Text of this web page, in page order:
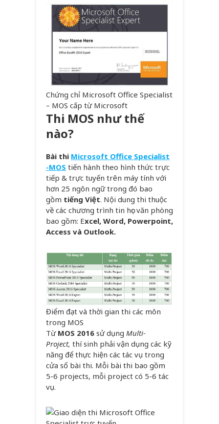
Chứng chỉ Microsoft Office Specialist
– MOS cấp từ Microsoft
Thi MOS như thế
nào?
Bài thi Microsoft Office Specialist
-MOS tiến hành theo hình thức trực
tiếp & trực tuyến trên máy tính với
hơn 25 ngôn ngữ trong đó bao
gồm tiếng Việt. Nội dung thi thuộc
về các chương trình tin học văn phòng
bao gồm: Excel, Word, Powerpoint,
Access và Outlook.
Điểm đạt và thời gian thi các môn
trong MOS
Từ MOS 2016 sử dụng Multi-
Project, thí sinh phải vận dụng các kỹ
năng để thực hiện các tác vụ trong
cửa sổ bài thi. Mỗi bài thi bao gồm
5-6 projects, mỗi project có 5-6 tác
vụ.